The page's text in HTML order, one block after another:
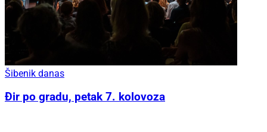
Šibenik danas
Đir po gradu, petak 7. kolovoza